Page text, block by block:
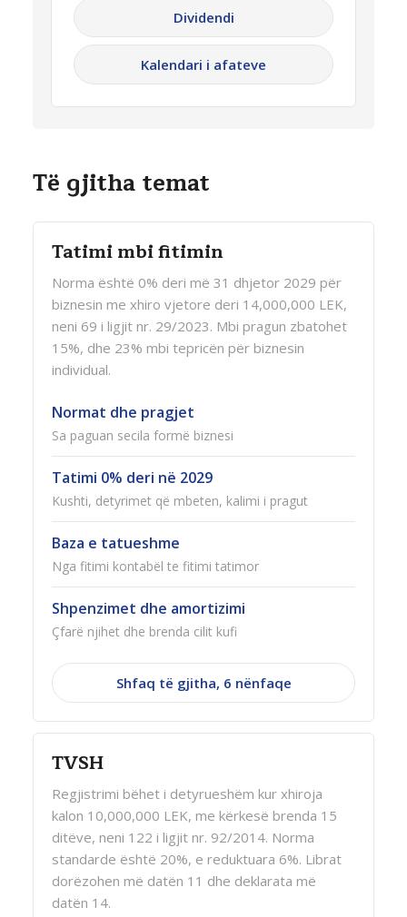
Dividendi
Kalendari i afateve
Të gjitha temat
Tatimi mbi fitimin
Norma është 0% deri më 31 dhjetor 2029 për
biznesin me xhiro vjetore deri 14,000,000 LEK,
neni 69 i ligjit nr. 29/2023. Mbi pragun zbatohet
15%, dhe 23% mbi tepricën për biznesin
individual.
Normat dhe pragjet
Sa paguan secila formë biznesi
Tatimi 0% deri në 2029
Kushti, detyrimet që mbeten, kalimi i pragut
Baza e tatueshme
Nga fitimi kontabël te fitimi tatimor
Shpenzimet dhe amortizimi
Çfarë njihet dhe brenda cilit kufi
Shfaq të gjitha, 6 nënfaqe
TVSH
Regjistrimi bëhet i detyrueshëm kur xhiroja
kalon 10,000,000 LEK, me kërkesë brenda 15
ditëve, neni 122 i ligjit nr. 92/2014. Norma
standarde është 20%, e reduktuara 6%. Librat
dorëzohen më datën 11 dhe deklarata më
datën 14.